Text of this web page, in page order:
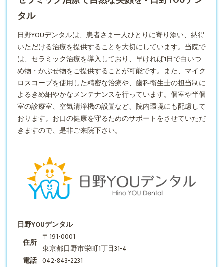
タル​
日野YOUデンタルは、患者さま一人ひとりに寄り添い、納得
いただける治療を提供することを大切にしています。​当院で
は、 セラミック治療を導入しており、早ければ1日で白いつ
め物・かぶせ物をご提供することが可能です。​また、マイク
ロスコープを使用した精密な治療や、歯科衛生士の担当制に
よるきめ細やかなメンテナンスを行っています。​個室や半個
室の診療室、空気清浄機の設置など、院内環境にも配慮して
おります。​お口の健康を守るためのサポートをさせていただ
きますので、是非ご来院下さい。
日野YOUデンタル
住所
〒191-0001
東京都日野市栄町1丁目31-4
電話 042-843-2231